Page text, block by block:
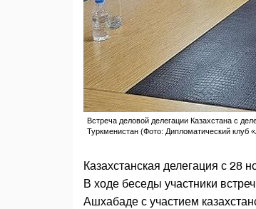
Встреча деловой делегации Казахстана с
Туркменистан (Фото: Дипломатический клуб
Казахстанская делегация с 28
В ходе беседы участники
Ашхабаде с участием